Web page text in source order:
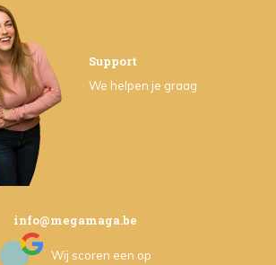
Support
We helpen je graag
info@megamaga.be
Wij scoren een op